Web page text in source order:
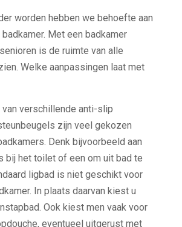
worden hebben we behoefte aan
Met een badkamer
is de ruimte van alle
Welke aanpassingen laat met
van verschillende anti-slip
zijn veel gekozen
Denk bijvoorbeeld aan
bij het toilet of een om uit bad te
ligbad is niet geschikt voor
In plaats daarvan kiest u
Ook kiest men vaak voor
eventueel uitgerust met